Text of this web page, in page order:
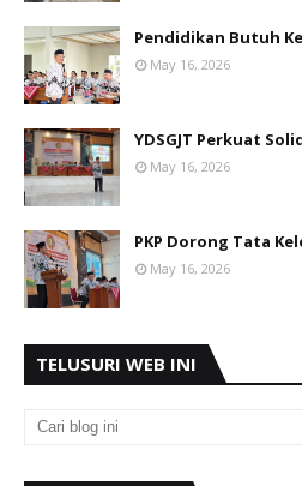
Pendidikan Butuh
May 16, 2026
YDSGJT Perkuat
May 16, 2026
PKP Dorong Tata
May 16, 2026
TELUSURI WEB INI